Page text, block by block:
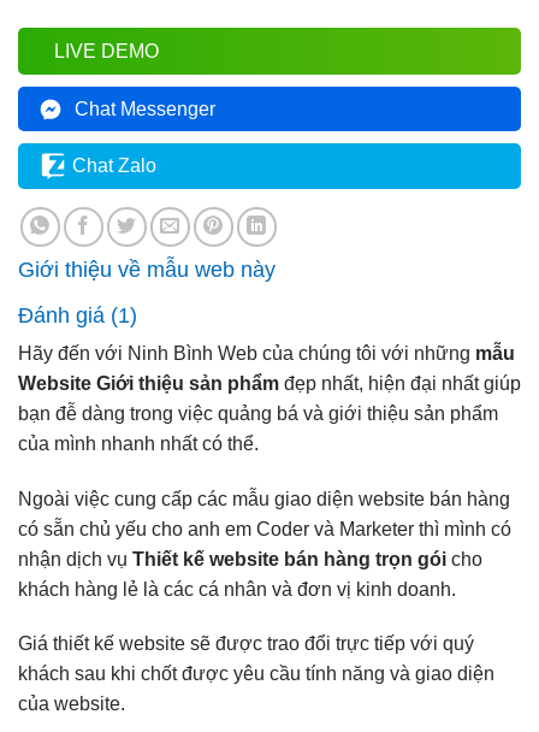
LIVE DEMO
Chat Messenger
Chat Zalo
Giới thiệu về mẫu web này
Đánh giá (1)
Hãy đến với Ninh Bình Web của chúng tôi với những mẫu
Website Giới thiệu sản phẩm đẹp nhất, hiện đại nhất giúp
bạn đễ dàng trong việc quảng bá và giới thiệu sản phẩm
của mình nhanh nhất có thể.
Ngoài việc cung cấp các mẫu giao diện website bán hàng
có sẵn chủ yếu cho anh em Coder và Marketer thì mình có
nhận dịch vụ Thiết kế website bán hàng trọn gói cho
khách hàng lẻ là các cá nhân và đơn vị kinh doanh.
Giá thiết kế website sẽ được trao đổi trực tiếp với quý
khách sau khi chốt được yêu cầu tính năng và giao diện
của website.